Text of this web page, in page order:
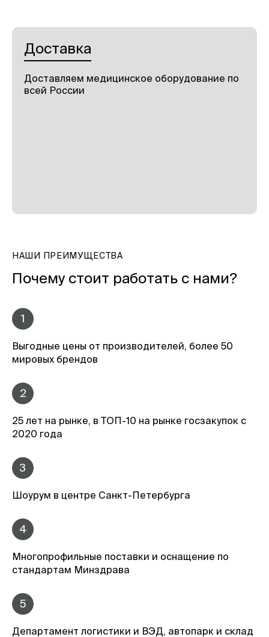
Доставка
Доставляем медицинское оборудование по
всей России
НАШИ ПРЕИМУЩЕСТВА
Почему стоит работать с нами?
1
Выгодные цены от производителей, более 50
мировых брендов
2
25 лет на рынке, в ТОП-10 на рынке госзакупок с
2020 года
3
Шоурум в центре Санкт-Петербурга
4
Многопрофильные поставки и оснащение по
стандартам Минздрава
5
Департамент логистики и ВЭД, автопарк и склад